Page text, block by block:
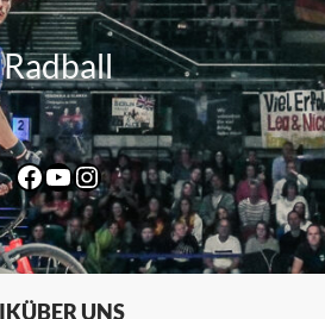
Radball
Facebook
YouTube
Instagram
ÜBER UNS